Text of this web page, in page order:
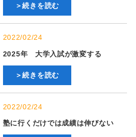
＞続きを読む
2022/02/24
2025年 大学入試が激変する
＞続きを読む
2022/02/24
塾に行くだけでは成績は伸びない